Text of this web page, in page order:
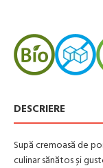
DESCRIERE
Supă cremoasă de
culinar sănătos și